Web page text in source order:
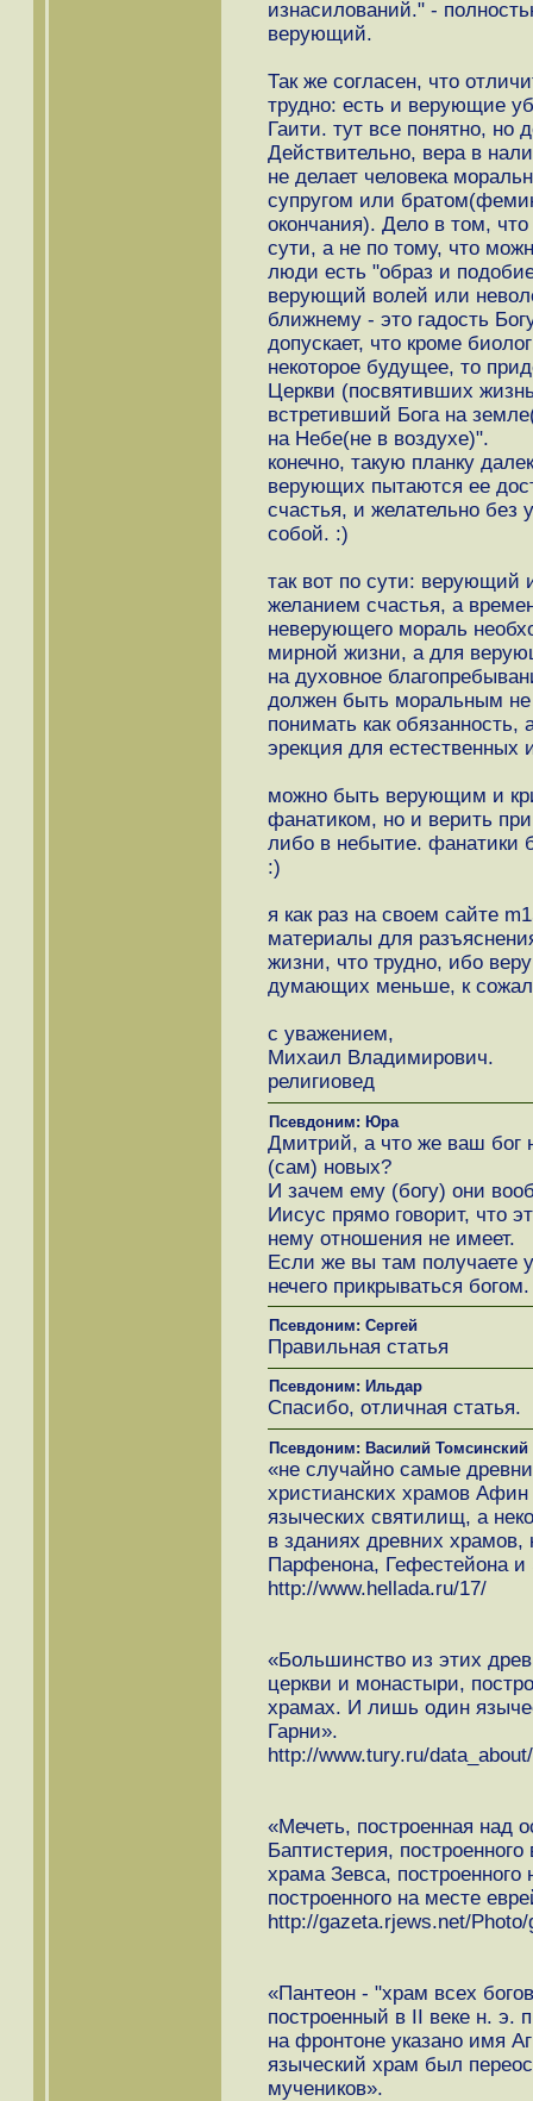
изнасилований." -
верующий.
Так же согласен, что
трудно: есть и верующие
Гаити. тут все понятно, но
Действительно, вера в
не делает человека
супругом или
окончания). Дело в том,
сути, а не по тому, что
люди есть "образ и
верующий волей или
ближнему - это гадость
допускает, что кроме
некоторое будущее, то
Церкви (посвятивших
встретивший Бога на
на Небе(не в воздухе)".
конечно, такую планку
верующих пытаются ее
счастья, и желательно без
собой. :)
так вот по сути:
желанием счастья, а
неверующего мораль
мирной жизни, а для
на духовное
должен быть моральным
понимать как обязанность,
эрекция для
можно быть верующим и
фанатиком, но и верить
либо в небытие. фанатики
:)
я как раз на своем сайте
материалы для
жизни, что трудно, ибо
думающих меньше, к
с уважением,
Михаил Владимирович.
религиовед
Псевдоним: Юра
Дмитрий, а что же ваш бог
(сам) новых?
И зачем ему (богу) они
Иисус прямо говорит, что
нему отношения не имеет.
Если же вы там получаете
нечего прикрываться богом.
Псевдоним: Сергей
Правильная статья
Псевдоним: Ильдар
Спасибо, отличная статья.
Псевдоним: Василий Томсинский
«не случайно самые
христианских храмов
языческих святилищ, а
в зданиях древних
Парфенона, Гефестейона и
http://www.hellada.ru/17/
«Большинство из этих
церкви и монастыри,
храмах. И лишь один
Гарни».
http://www.tury.ru/
«Мечеть, построенная над
Баптистерия,
храма Зевса,
построенного на месте
http://gazeta.rjews.net/
«Пантеон - "храм всех
построенный в II веке н. э.
на фронтоне указано имя
языческий храм был
мучеников».